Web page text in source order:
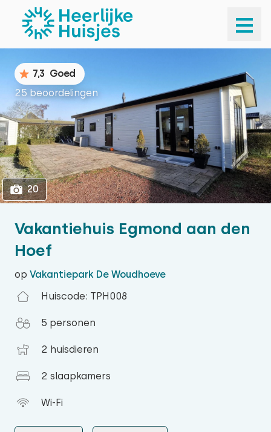
1
Vakantiehuis Egmond aan den
Hoef
op Vakantiepark De Woudhoeve
Huiscode: TPH008
5 personen
2 huisdieren
2 slaapkamers
Wi-Fi
7,3 Goed
25 beoordelingen
20